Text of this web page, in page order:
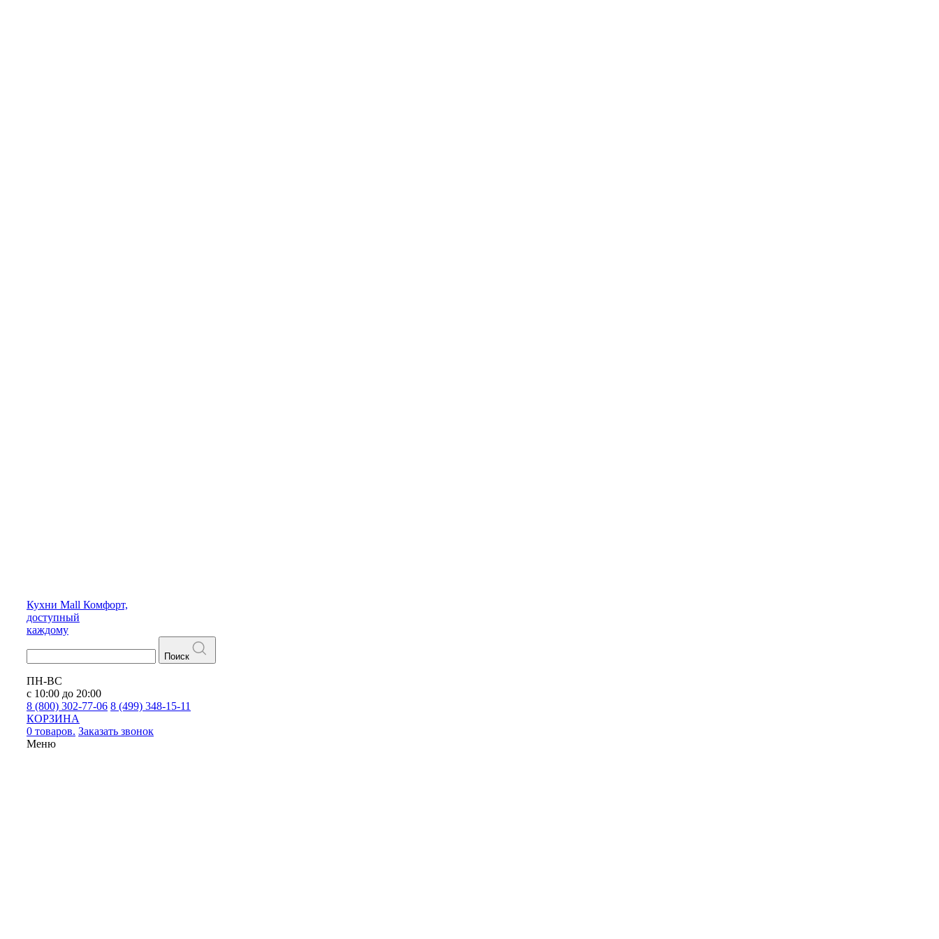
Кухни Mall Комфорт,
доступный
каждому
Поиск
ПН-ВС
с 10:00 до 20:00
8 (800) 302-77-06 8 (499) 348-15-11
КОРЗИНА
0 товаров. Заказать звонок
Меню